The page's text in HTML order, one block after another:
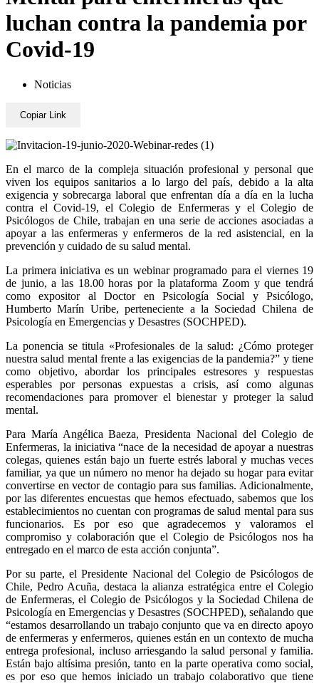
luchan contra la pandemia por
Covid-19
Noticias
Copiar Link
En el marco de la compleja situación profesional y personal que
viven los equipos sanitarios a lo largo del país, debido a la alta
exigencia y sobrecarga laboral que enfrentan día a día en la lucha
contra el Covid-19, el Colegio de Enfermeras y el Colegio de
Psicólogos de Chile, trabajan en una serie de acciones asociadas a
apoyar a las enfermeras y enfermeros de la red asistencial, en la
prevención y cuidado de su salud mental.
La primera iniciativa es un webinar programado para el viernes 19
de junio, a las 18.00 horas por la plataforma Zoom y que tendrá
como expositor al Doctor en Psicología Social y Psicólogo,
Humberto Marín Uribe, perteneciente a la Sociedad Chilena de
Psicología en Emergencias y Desastres (SOCHPED).
La ponencia se titula «Profesionales de la salud: ¿Cómo proteger
nuestra salud mental frente a las exigencias de la pandemia?” y tiene
como objetivo, abordar los principales estresores y respuestas
esperables por personas expuestas a crisis, así como algunas
recomendaciones para promover el bienestar y proteger la salud
mental.
Para María Angélica Baeza, Presidenta Nacional del Colegio de
Enfermeras, la iniciativa “nace de la necesidad de apoyar a nuestras
colegas, quienes están bajo un fuerte estrés laboral y muchas veces
familiar, ya que un número no menor ha dejado su hogar para evitar
convertirse en vector de contagio para sus familias. Adicionalmente,
por las diferentes encuestas que hemos efectuado, sabemos que los
establecimientos no cuentan con programas de salud mental para sus
funcionarios. Es por eso que agradecemos y valoramos el
compromiso y colaboración que el Colegio de Psicólogos nos ha
entregado en el marco de esta acción conjunta”.
Por su parte, el Presidente Nacional del Colegio de Psicólogos de
Chile, Pedro Acuña, destaca la alianza estratégica entre el Colegio
de Enfermeras, el Colegio de Psicólogos y la Sociedad Chilena de
Psicología en Emergencias y Desastres (SOCHPED), señalando que
“estamos desarrollando un trabajo conjunto que va en directo apoyo
de enfermeras y enfermeros, quienes están en un contexto de mucha
entrega profesional, incluso arriesgando la salud personal y familia.
Están bajo altísima presión, tanto en la parte operativa como social,
es por eso que hemos iniciado un trabajo colaborativo que tiene